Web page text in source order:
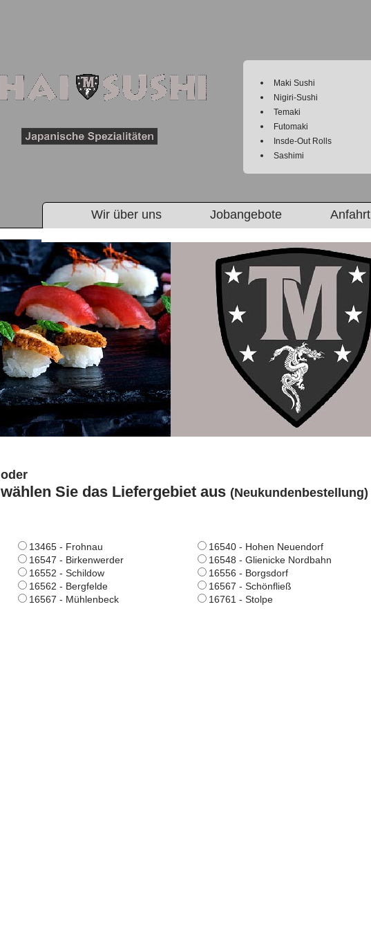
Wir über uns Jobangebote Anfahrt
oder
wählen Sie das Liefergebiet aus (Neukundenbestellung)
13465 - Frohnau
16540 - Hohen Neuendorf
16547 - Birkenwerder
16548 - Glienicke Nordbahn
16552 - Schildow
16556 - Borgsdorf
16562 - Bergfelde
16567 - Schönfließ
16567 - Mühlenbeck
16761 - Stolpe
Maki Sushi
Nigiri-Sushi
Temaki
Futomaki
Insde-Out Rolls
Sashimi